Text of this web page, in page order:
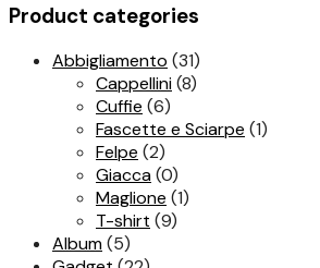
Product categories
Abbigliamento (31)
Cappellini(8)
Cuffie (6)
Fascette e Sciarpe (1)
Felpe (2)
Giacca(0)
Maglione (1)
T-shirt (9)
Album(5)